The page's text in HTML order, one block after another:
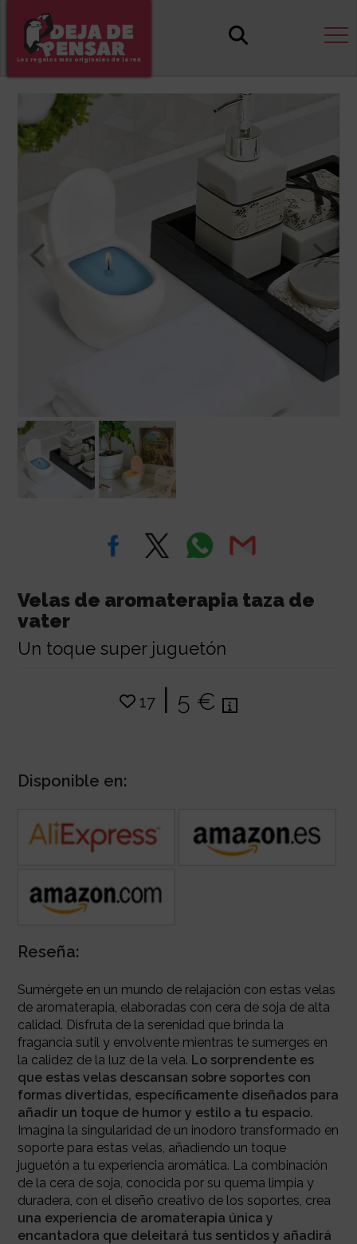
Los regalos más originales de la red
Velas de aromaterapia taza de
vater
Un toque super juguetón
17| 5 €
Disponible en:
Reseña:
Sumérgete en un mundo de relajación con estas velas
de aromaterapia, elaboradas con cera de soja de alta
calidad. Disfruta de la serenidad que brinda la
fragancia sutil y envolvente mientras te sumerges en
la calidez de la luz de la vela. Lo sorprendente es
que estas velas descansan sobre soportes con
formas divertidas, específicamente diseñados para
añadir un toque de humor y estilo a tu espacio.
Imagina la singularidad de un inodoro transformado en
soporte para estas velas, añadiendo un toque
juguetón a tu experiencia aromática. La combinación
de la cera de soja, conocida por su quema limpia y
duradera, con el diseño creativo de los soportes, crea
una experiencia de aromaterapia única y
encantadora que deleitará tus sentidos y añadirá